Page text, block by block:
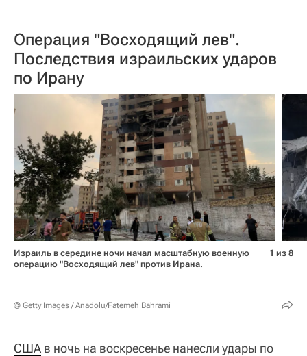
Операция "Восходящий лев".
Последствия израильских ударов
по Ирану
Израиль в середине ночи начал масштабную военную
операцию "Восходящий лев" против Ирана.
© Getty Images / Anadolu/Fatemeh Bahrami
1 из 8
США в ночь на воскресенье нанесли удары по